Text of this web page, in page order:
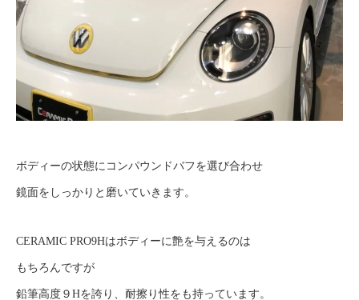
ボディーの状態にコンパウンドバフを選び合わせ
鏡面をしっかりと磨いていきます。
CERAMIC PRO9Hはボディーに艶を与えるのは
もちろんですが
鉛筆高度９Hを誇り、耐擦り性をも持っています。